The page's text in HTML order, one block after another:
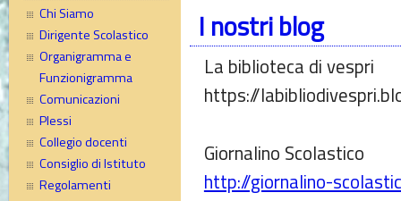
Chi Siamo
Dirigente Scolastico
Organigramma e
Funzionigramma
Comunicazioni
Plessi
Collegio docenti
Consiglio di Istituto
Regolamenti
I nostri blog
La biblioteca di vespri
https://
Giornalino Scolastico
http://giornalino-